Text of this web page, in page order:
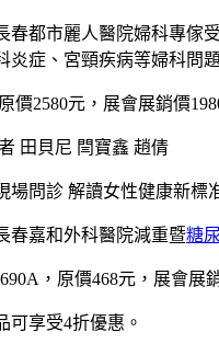
都市麗人醫院婦科專傢受
炎症、宮頸疾病等婦科問
2580元，展會展銷價
田貝尼 閆寶鑫 趙倩
場問診 解讀女性健康新標
嘉和外科醫院減重暨糖
，原價468元，展會展銷
可享受4折優惠。